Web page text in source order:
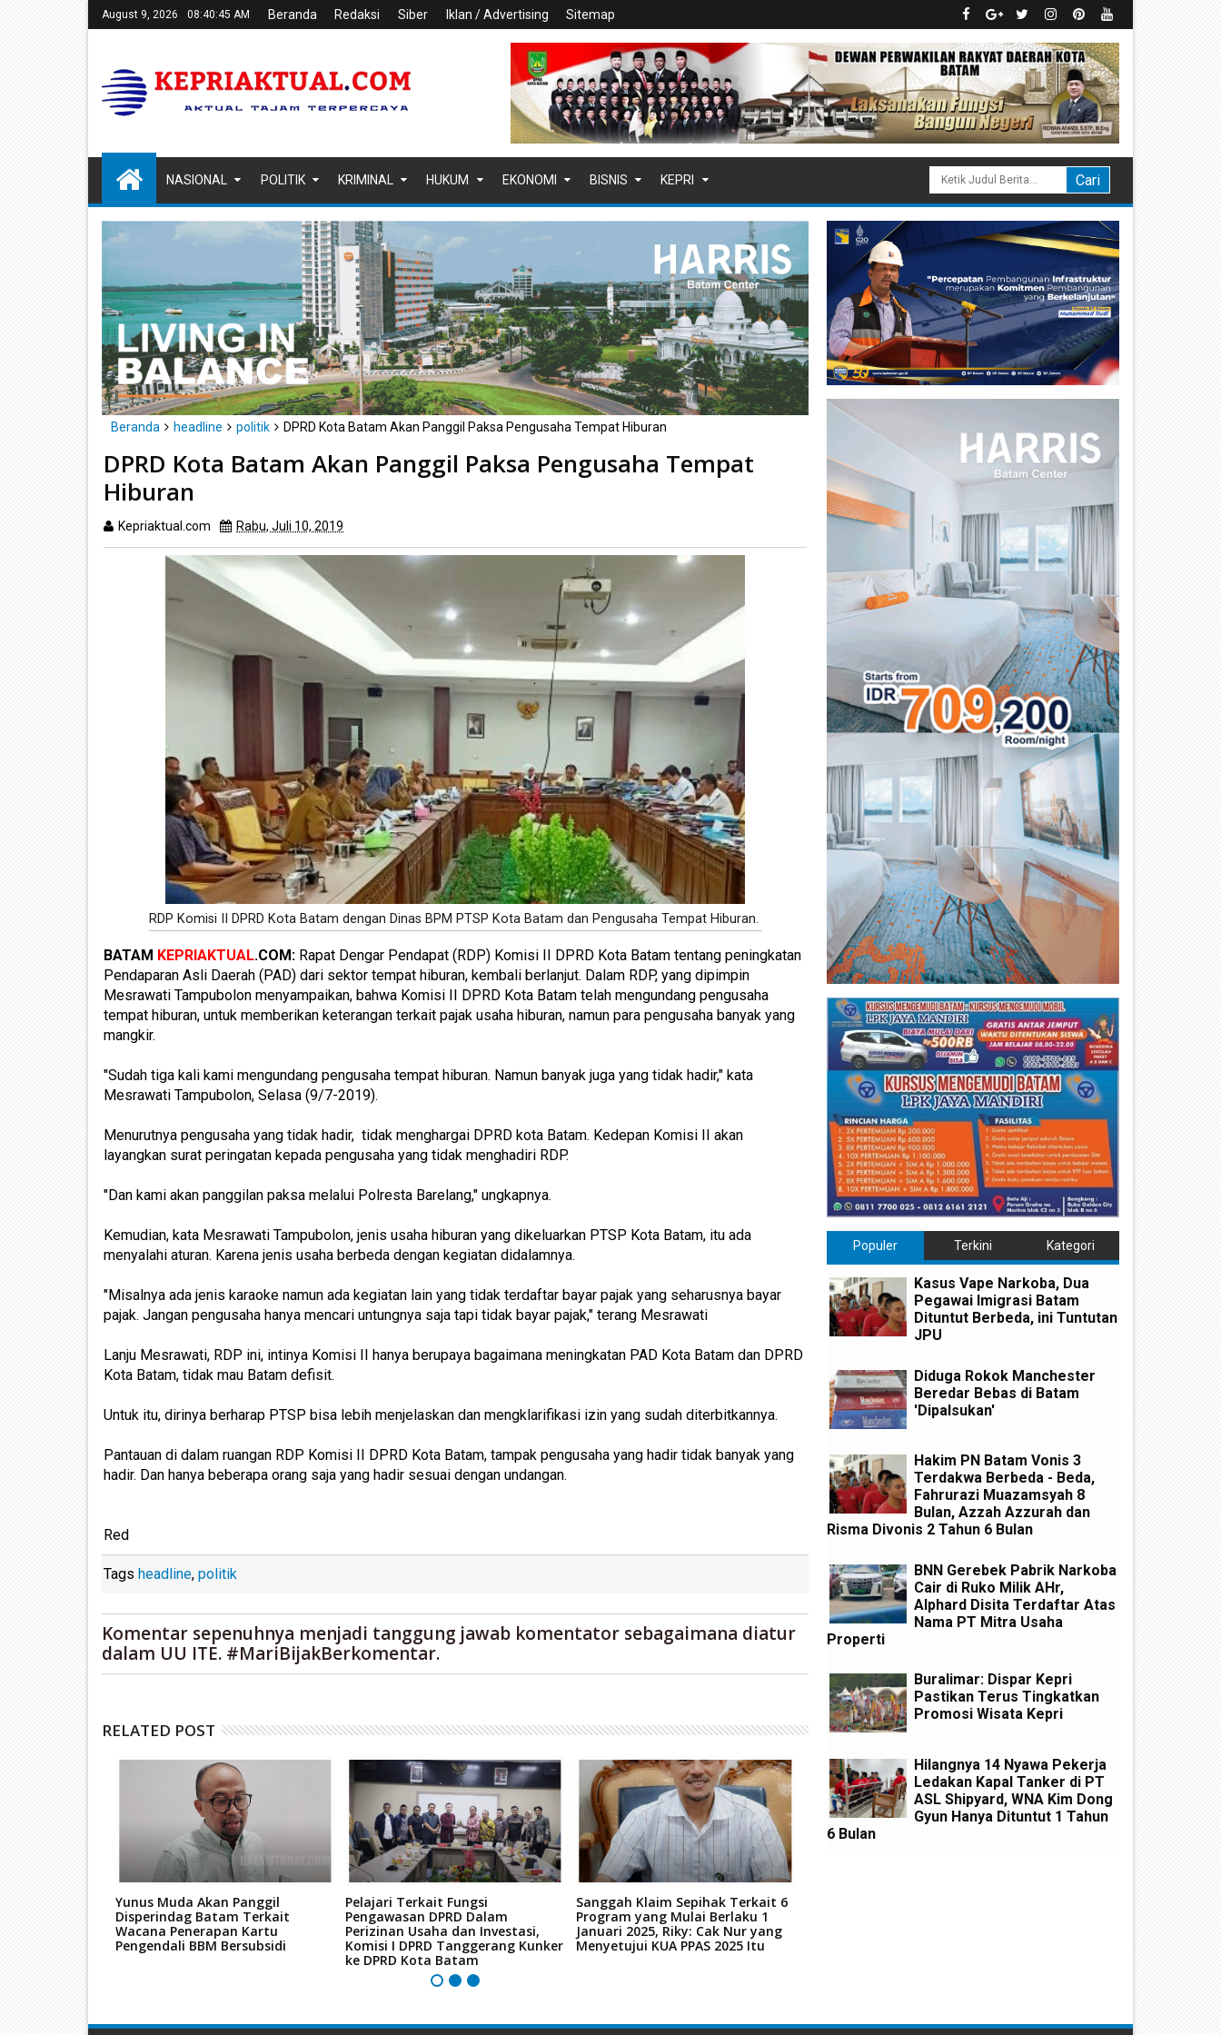
August 9, 2026 08:40:46 AM Beranda Redaksi Siber Iklan / Advertising Sitemap
NASIONAL POLITIK KRIMINAL HUKUM EKONOMI BISNIS KEPRI
Beranda headline politik DPRD Kota Batam Akan Panggil Paksa Pengusaha Tempat Hiburan
DPRD Kota Batam Akan Panggil Paksa Pengusaha Tempat
Hiburan
Kepriaktual.com Rabu, Juli 10, 2019
RDP Komisi II DPRD Kota Batam dengan Dinas BPM PTSP Kota Batam dan Pengusaha Tempat Hiburan.
BATAM KEPRIAKTUAL.COM: Rapat Dengar Pendapat (RDP) Komisi II DPRD Kota Batam tentang peningkatan
Pendaparan Asli Daerah (PAD) dari sektor tempat hiburan, kembali berlanjut. Dalam RDP, yang dipimpin
Mesrawati Tampubolon menyampaikan, bahwa Komisi II DPRD Kota Batam telah mengundang pengusaha
tempat hiburan, untuk memberikan keterangan terkait pajak usaha hiburan, namun para pengusaha banyak yang
mangkir.
"Sudah tiga kali kami mengundang pengusaha tempat hiburan. Namun banyak juga yang tidak hadir," kata
Mesrawati Tampubolon, Selasa (9/7-2019).
Menurutnya pengusaha yang tidak hadir, tidak menghargai DPRD kota Batam. Kedepan Komisi II akan
layangkan surat peringatan kepada pengusaha yang tidak menghadiri RDP.
"Dan kami akan panggilan paksa melalui Polresta Barelang," ungkapnya.
Kemudian, kata Mesrawati Tampubolon, jenis usaha hiburan yang dikeluarkan PTSP Kota Batam, itu ada
menyalahi aturan. Karena jenis usaha berbeda dengan kegiatan didalamnya.
"Misalnya ada jenis karaoke namun ada kegiatan lain yang tidak terdaftar bayar pajak yang seharusnya bayar
pajak. Jangan pengusaha hanya mencari untungnya saja tapi tidak bayar pajak," terang Mesrawati
Lanju Mesrawati, RDP ini, intinya Komisi II hanya berupaya bagaimana meningkatan PAD Kota Batam dan DPRD
Kota Batam, tidak mau Batam defisit.
Untuk itu, dirinya berharap PTSP bisa lebih menjelaskan dan mengklarifikasi izin yang sudah diterbitkannya.
Pantauan di dalam ruangan RDP Komisi II DPRD Kota Batam, tampak pengusaha yang hadir tidak banyak yang
hadir. Dan hanya beberapa orang saja yang hadir sesuai dengan undangan.
Red
Tags headline, politik
Komentar sepenuhnya menjadi tanggung jawab komentator sebagaimana diatur
dalam UU ITE. #MariBijakBerkomentar.
RELATED POST
Yunus Muda Akan Panggil
Disperindag Batam Terkait
Wacana Penerapan Kartu
Pengendali BBM Bersubsidi
Pelajari Terkait Fungsi
Pengawasan DPRD Dalam
Perizinan Usaha dan Investasi,
Komisi I DPRD Tanggerang Kunker
ke DPRD Kota Batam
Sanggah Klaim Sepihak Terkait 6
Program yang Mulai Berlaku 1
Januari 2025, Riky: Cak Nur yang
Menyetujui KUA PPAS 2025 Itu
Populer Terkini Kategori
Kasus Vape Narkoba, Dua
Pegawai Imigrasi Batam
Dituntut Berbeda, ini Tuntutan
JPU
Diduga Rokok Manchester
Beredar Bebas di Batam
'Dipalsukan'
Hakim PN Batam Vonis 3
Terdakwa Berbeda - Beda,
Fahrurazi Muazamsyah 8
Bulan, Azzah Azzurah dan
Risma Divonis 2 Tahun 6 Bulan
BNN Gerebek Pabrik Narkoba
Cair di Ruko Milik AHr,
Alphard Disita Terdaftar Atas
Nama PT Mitra Usaha
Properti
Buralimar: Dispar Kepri
Pastikan Terus Tingkatkan
Promosi Wisata Kepri
Hilangnya 14 Nyawa Pekerja
Ledakan Kapal Tanker di PT
ASL Shipyard, WNA Kim Dong
Gyun Hanya Dituntut 1 Tahun
6 Bulan